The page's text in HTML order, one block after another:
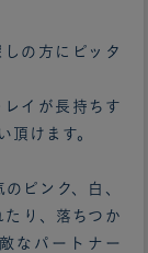
の方にピッタ
イが長持ちす
頂けます。
ピンク、白、
り、落ちつか
なパートナー